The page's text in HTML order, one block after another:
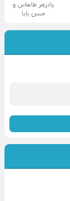
پادزهر طاهاس و
حسن بابا